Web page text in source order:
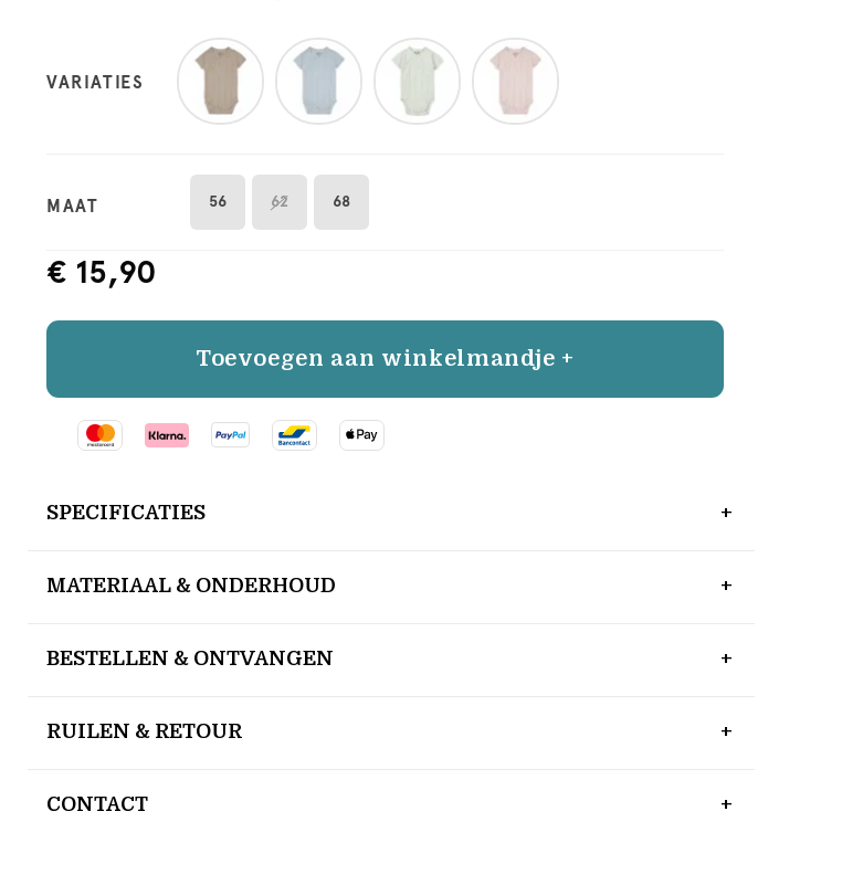
VARIATIES
MAAT 56 62 68
€ 15,90
Toevoegen aan winkelmandje +
SPECIFICATIES
MATERIAAL & ONDERHOUD
BESTELLEN & ONTVANGEN
RUILEN & RETOUR
CONTACT